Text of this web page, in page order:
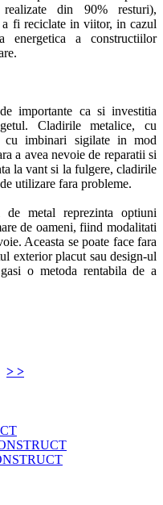
din 90% resturi),
a fi reciclate in viitor, in cazul
energetica a constructiilor
importante ca si investitia
Cladirile metalice, cu
cu imbinari sigilate in mod
a avea nevoie de reparatii si
la vant si la fulgere, cladirile
utilizare fara probleme.
metal reprezinta optiuni
de oameni, fiind modalitati
Aceasta se poate face fara
exterior placut sau design-ul
o metoda rentabila de a
> >